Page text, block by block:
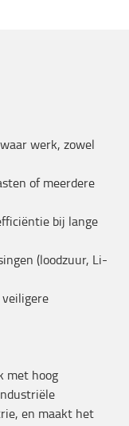
werk, zowel
of meerdere
bij lange
(loodzuur, Li-
met hoog
en maakt het